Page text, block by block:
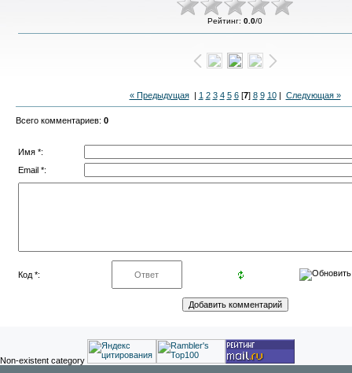
Рейтинг: 0.0/0
« Предыдущая| 1 2 3 4 5 6[7] 8 9 10| Следующая »
Всего комментариев: 0
Имя *:
Email *:
Код *:
Non-existent category